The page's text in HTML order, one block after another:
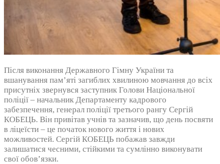
Після виконання Державного Гімну України та
вшанування пам’яті загиблих хвилиною мовчання до всіх
присутніх звернувся заступник Голови Національної
поліції – начальник Департаменту кадрового
забезпечення, генерал поліції третього рангу Сергій
КОБЕЦЬ. Він привітав учнів та зазначив, що день посвяти
в ліцеїсти – це початок нового життя і нових
можливостей. Сергій КОБЕЦЬ побажав завжди
залишатися чесними, стійкими та сумлінно виконувати
свої обов’язки.